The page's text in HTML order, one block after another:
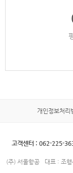
개인정보처리
고객센터 : 062-225-
(주) 서울항공 대표 : 조